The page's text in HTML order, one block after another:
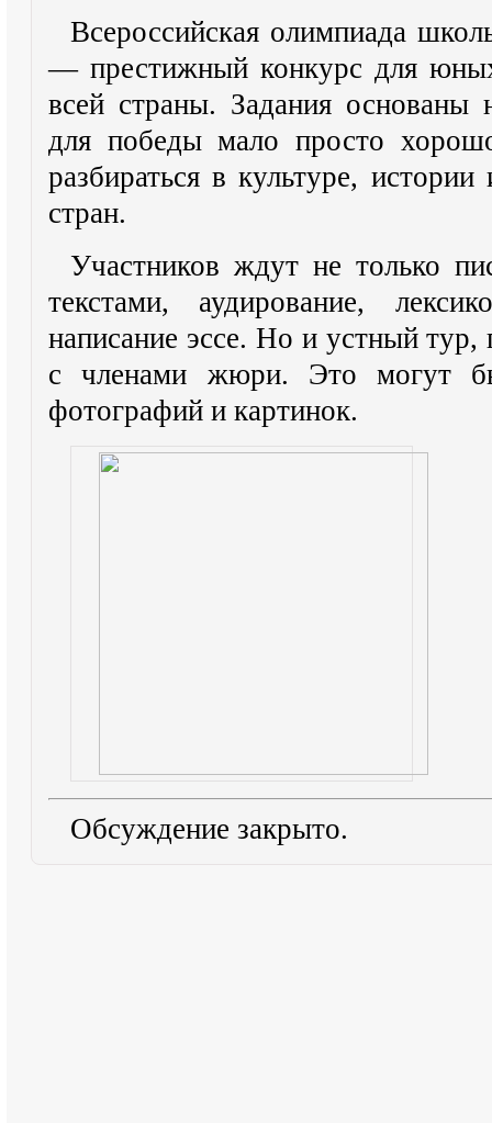
Всероссийская олимпиада
— престижный конкурс для
всей страны. Задания
для победы мало просто
разбираться в культуре,
стран.
Участников ждут не только
текстами, аудирование,
написание эссе. Но и устный тур,
с членами жюри. Это могут
фотографий и картинок.
Обсуждение закрыто.